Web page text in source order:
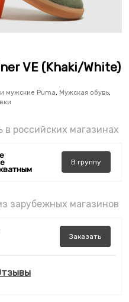
VE (Khaki/White)
мужские Puma, Мужская обувь,
в российских магазинах
В группу
зарубежных магазинов
Заказать